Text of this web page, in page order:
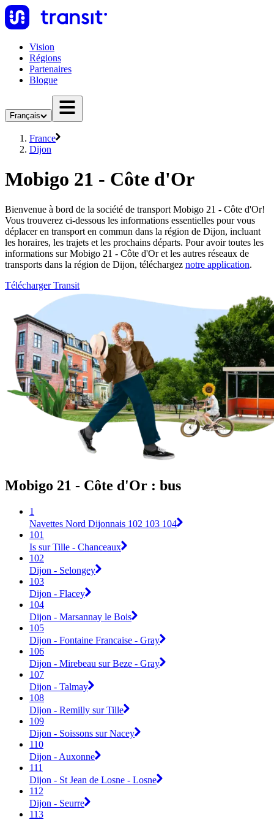
Vision
Régions
Partenaires
Blogue
Français
France
Dijon
Mobigo 21 - Côte d'Or
Bienvenue à bord de la société de transport Mobigo 21 - Côte d'Or!
Vous trouverez ci-dessous les informations essentielles pour vous
déplacer en transport en commun dans la région de Dijon, incluant
les horaires, les trajets et les prochains départs. Pour avoir toutes les
informations sur Mobigo 21 - Côte d'Or et les autres réseaux de
transports dans la région de Dijon, téléchargez notre application.
Télécharger Transit
Mobigo 21 - Côte d'Or : bus
1
Navettes Nord Dijonnais 102 103 104
101
Is sur Tille - Chanceaux
102
Dijon - Selongey
103
Dijon - Flacey
104
Dijon - Marsannay le Bois
105
Dijon - Fontaine Francaise - Gray
106
Dijon - Mirebeau sur Beze - Gray
107
Dijon - Talmay
108
Dijon - Remilly sur Tille
109
Dijon - Soissons sur Nacey
110
Dijon - Auxonne
111
Dijon - St Jean de Losne - Losne
112
Dijon - Seurre
113